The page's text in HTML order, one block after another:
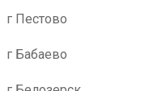
г Пестово
г Бабаево